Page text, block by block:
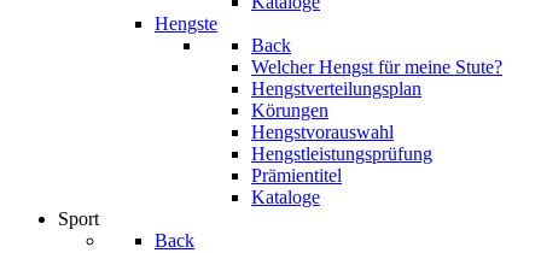
Hengste
Back
Welcher Hengst für meine Stute?
Hengstverteilungsplan
Körungen
Hengstvorauswahl
Hengstleistungsprüfung
Prämientitel
Kataloge
Sport
Back